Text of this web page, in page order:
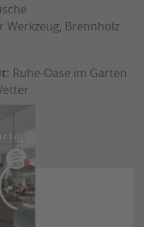
Brennholz
Ruhe-Oase im Garten